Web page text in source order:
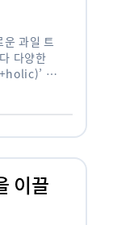
과일 트
다양한
트
이끌